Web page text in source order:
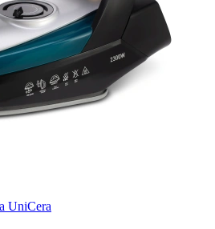
UniCera